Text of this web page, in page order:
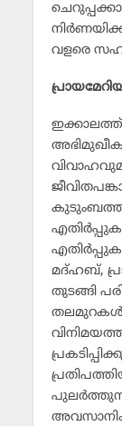
വളരെ
മദ്ഹബ്,
തുടങ്ങി
തലമുറകള്‍